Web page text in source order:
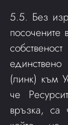
5.5. Без
посочените
(линк) към
че
връзка, са